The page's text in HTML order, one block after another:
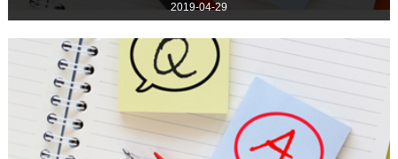
2019-04-29